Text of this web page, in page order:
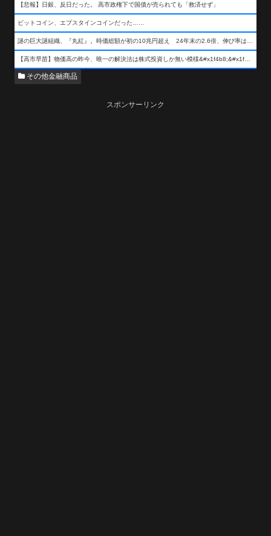
【悲報】日銀、反日だった。 高市政権下で国債が売られても「救済せず」
ビットコイン、エプスタインコインだった……
謎の巨大謎組織、『丸紅』。時価総額が初の10兆円超え 24年末の2.6倍、伸び率は謎組織首位
【高市早苗】物価高の昨今、唯一の解決法は株式投資しか無い模様&#x1f4b8;&#x1f4b8;&#x1f4b8;
その他金融商品
スポンサーリンク